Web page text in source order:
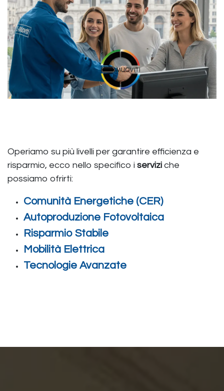
Operiamo su più livelli per garantire efficienza e
risparmio, ecco nello specifico i servizi che
possiamo ofrirti:
Comunità Energetiche (CER)
Autoproduzione Fotovoltaica
Risparmio Stabile
Mobilità Elettrica
Tecnologie Avanzate